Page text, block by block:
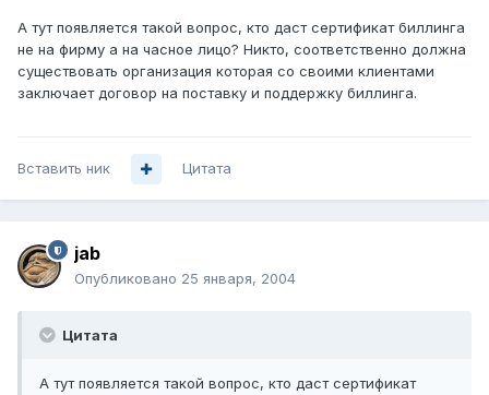
А тут появляется такой вопрос, кто даст сертификат биллинга
не на фирму а на часное лицо? Никто, соответственно должна
существовать организация которая со своими клиентами
заключает договор на поставку и поддержку биллинга.
Вставить ник Цитата
jab
Опубликовано 25 января, 2004
Цитата
А тут появляется такой вопрос, кто даст сертификат